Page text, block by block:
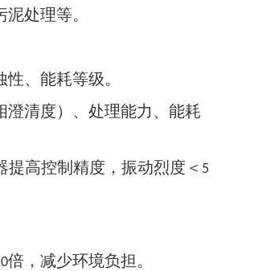
处理等。
、能耗等级。
清度）、处理能力、能耗
高控制精度，振动烈度＜ 5
倍，减少环境负担。